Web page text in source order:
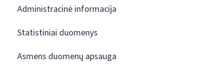
Administracinė informacija
Statistiniai duomenys
Asmens duomenų apsauga